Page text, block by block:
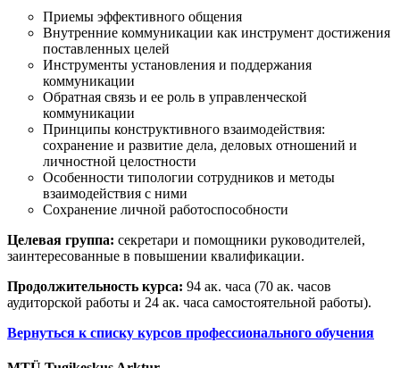
Приемы эффективного общения
Внутренние коммуникации как инструмент достижения
поставленных целей
Инструменты установления и поддержания
коммуникации
Обратная связь и ее роль в управленческой
коммуникации
Принципы конструктивного взаимодействия:
сохранение и развитие дела, деловых отношений и
личностной целостности
Особенности типологии сотрудников и методы
взаимодействия с ними
Сохранение личной работоспособности
Целевая группа: секретари и помощники руководителей,
заинтересованные в повышении квалификации.
Продолжительность курса: 94 aк. часа (70 ак. часов
аудиторской работы и 24 ак. часа самостоятельной работы).
Вернуться к списку курсов профессионального обучения